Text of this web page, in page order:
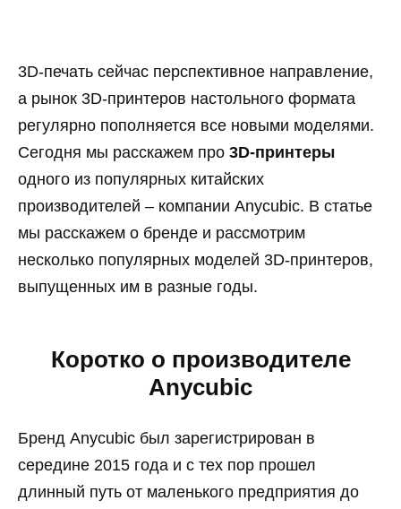
3D-печать сейчас перспективное направление,
а рынок 3D-принтеров настольного формата
регулярно пополняется все новыми моделями.
Сегодня мы расскажем про 3D-принтеры
одного из популярных китайских
производителей – компании Anycubic. В статье
мы расскажем о бренде и рассмотрим
несколько популярных моделей 3D-принтеров,
выпущенных им в разные годы.
Коротко о производителе
Anycubic
Бренд Anycubic был зарегистрирован в
середине 2015 года и с тех пор прошел
длинный путь от маленького предприятия до